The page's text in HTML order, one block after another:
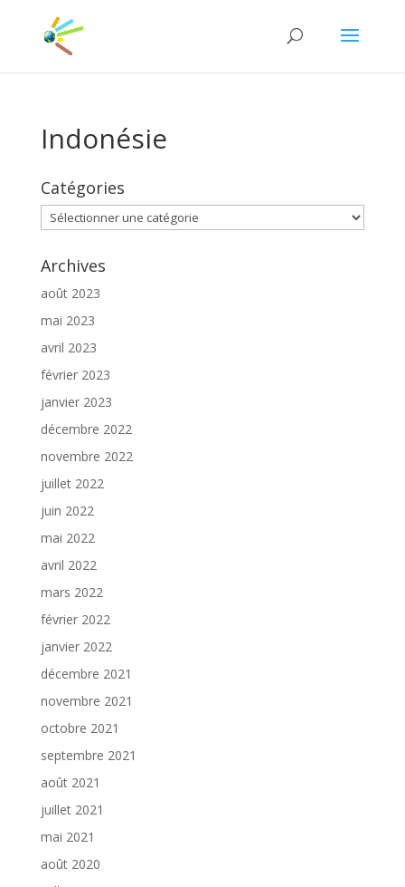
Indonésie
Catégories
Catégories
Archives
août 2023
mai 2023
avril 2023
février 2023
janvier 2023
décembre 2022
novembre 2022
juillet 2022
juin 2022
mai 2022
avril 2022
mars 2022
février 2022
janvier 2022
décembre 2021
novembre 2021
octobre 2021
septembre 2021
août 2021
juillet 2021
mai 2021
août 2020